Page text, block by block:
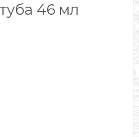
46 мл